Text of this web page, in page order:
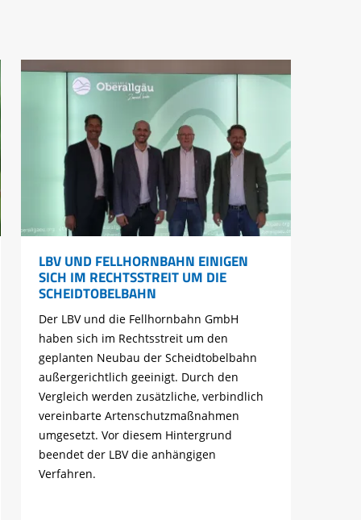
LBV UND FELLHORNBAHN EINIGEN
SICH IM RECHTSSTREIT UM DIE
SCHEIDTOBELBAHN
Der LBV und die Fellhornbahn GmbH
haben sich im Rechtsstreit um den
geplanten Neubau der Scheidtobelbahn
außergerichtlich geeinigt. Durch den
Vergleich werden zusätzliche, verbindlich
vereinbarte Artenschutzmaßnahmen
umgesetzt. Vor diesem Hintergrund
beendet der LBV die anhängigen
Verfahren.